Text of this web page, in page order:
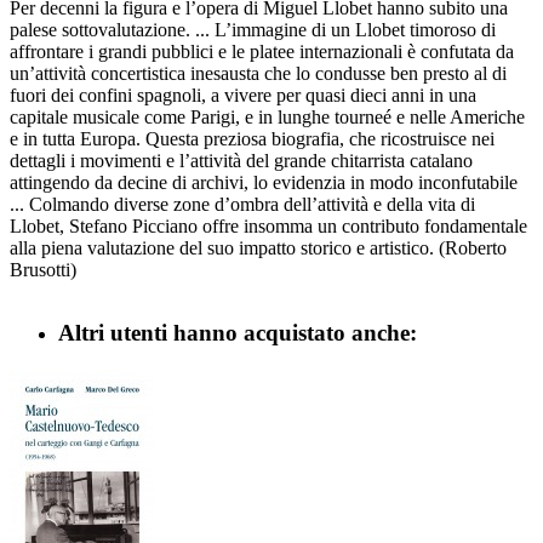
Per decenni la figura e l’opera di Miguel Llobet hanno subito una
palese sottovalutazione. ... L’immagine di un Llobet timoroso di
affrontare i grandi pubblici e le platee internazionali è confutata da
un’attività concertistica inesausta che lo condusse ben presto al di
fuori dei confini spagnoli, a vivere per quasi dieci anni in una
capitale musicale come Parigi, e in lunghe tourneé e nelle Americhe
e in tutta Europa. Questa preziosa biografia, che ricostruisce nei
dettagli i movimenti e l’attività del grande chitarrista catalano
attingendo da decine di archivi, lo evidenzia in modo inconfutabile
... Colmando diverse zone d’ombra dell’attività e della vita di
Llobet, Stefano Picciano offre insomma un contributo fondamentale
alla piena valutazione del suo impatto storico e artistico. (Roberto
Brusotti)
Altri utenti hanno acquistato anche: